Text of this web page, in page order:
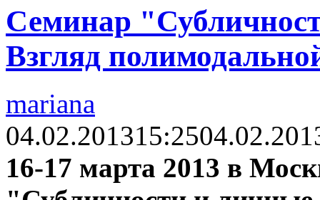
Семинар
Взгляд
mariana
04.02.201315:25
16-17 марта 2013 в